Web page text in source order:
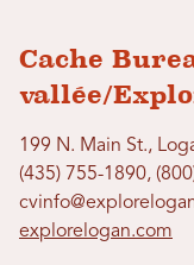
Cache
vallée/
199 N. Main St.,
(435) 755-1890,
explorelogan.com